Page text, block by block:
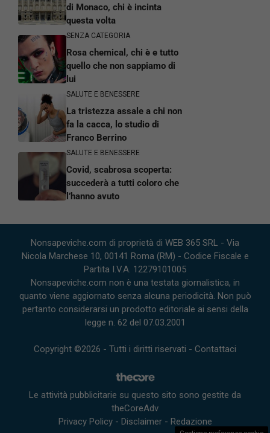
di Monaco, chi è incinta
questa volta
SENZA CATEGORIA
Rosa chemical, chi è e tutto
quello che non sappiamo di
lui
SALUTE E BENESSERE
La tristezza assale a chi non
fa la cacca, lo studio di
Franco Berrino
SALUTE E BENESSERE
Covid, scabrosa scoperta:
succederà a tutti coloro che
l’hanno avuto
Nonsapeviche.com di proprietà di WEB 365 SRL - Via
Nicola Marchese 10, 00141 Roma (RM) - Codice Fiscale e
Partita I.V.A. 12279101005
Nonsapeviche.com non è una testata giornalistica, in
quanto viene aggiornato senza alcuna periodicità. Non può
pertanto considerarsi un prodotto editoriale ai sensi della
legge n. 62 del 07.03.2001
Copyright ©2026 - Tutti i diritti riservati - Contattaci
Le attività pubblicitarie su questo sito sono gestite da
theCoreAdv
Privacy Policy- Disclaimer- Redazione